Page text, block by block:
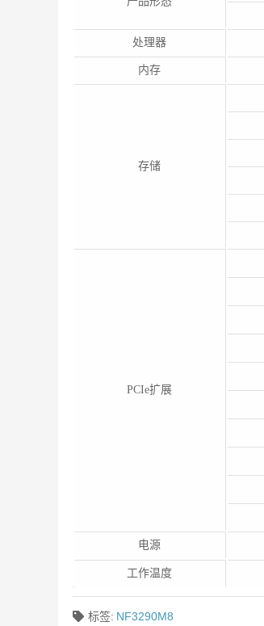
处理器
内存
存储
PCIe扩展
电源
工作温度
标签: NF3290M8